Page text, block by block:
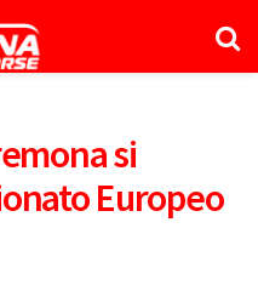
si
Europeo